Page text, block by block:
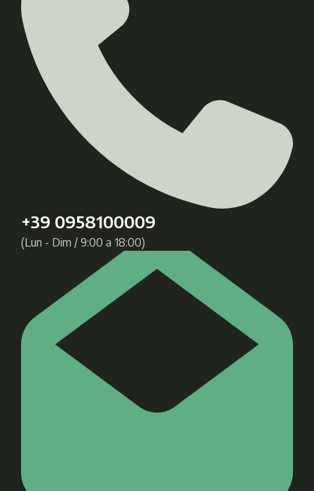
+39 0958100009
(Lun - Dim / 9:00 a 18:00)